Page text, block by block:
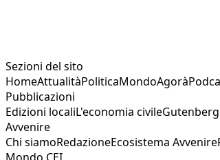
Sezioni del sito
HomeAttualitàPoliticaMondoAgorà
Pubblicazioni
Edizioni localiL'economia civileGutenberg
Avvenire
Chi siamoRedazioneEcosistema Avvenire
Mondo CEI